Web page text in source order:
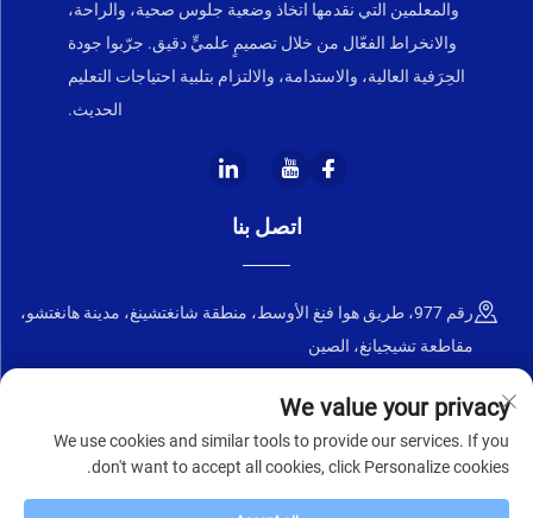
والمعلمين التي نقدمها اتخاذ وضعية جلوس صحية، والراحة،
والانخراط الفعّال من خلال تصميمٍ علميٍّ دقيق. جرّبوا جودة
الحِرَفية العالية، والاستدامة، والالتزام بتلبية احتياجات التعليم
الحديث.
اتصل بنا
رقم 977، طريق هوا فنغ الأوسط، منطقة شانغتشينغ، مدينة هانغتشو،
مقاطعة تشيجيانغ، الصين
+86-18668589258
[email protected]
We value your privacy
We use cookies and similar tools to provide our services. If you
don't want to accept all cookies, click Personalize cookies.